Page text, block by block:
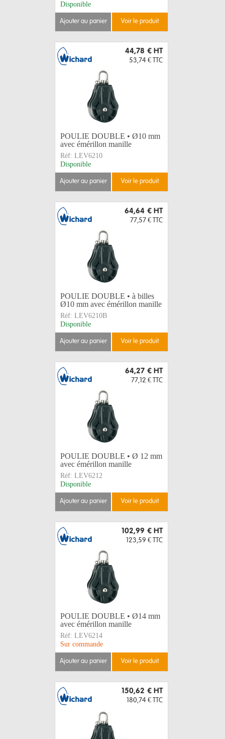
Disponible
ajouter au panier voir le produit
44,78 € HT
53,74 € TTC
POULIE DOUBLE • Ø10 mm
avec émérillon manille
Réf: LEV6210
Disponible
ajouter au panier voir le produit
64,64 € HT
77,57 € TTC
POULIE DOUBLE • à billes
Ø10 mm avec émérillon manille
Réf: LEV6210B
Disponible
ajouter au panier voir le produit
64,27 € HT
77,12 € TTC
POULIE DOUBLE • Ø 12 mm
avec émérillon manille
Réf: LEV6212
Disponible
ajouter au panier voir le produit
102,99 € HT
123,59 € TTC
POULIE DOUBLE • Ø14 mm
avec émérillon manille
Réf: LEV6214
Sur commande
ajouter au panier voir le produit
150,62 € HT
180,74 € TTC